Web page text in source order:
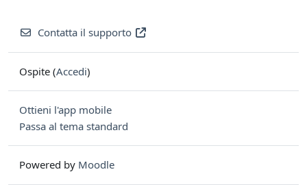
Contatta il supporto
Ospite (Accedi)
Ottieni l'app mobile
Passa al tema standard
Powered by Moodle